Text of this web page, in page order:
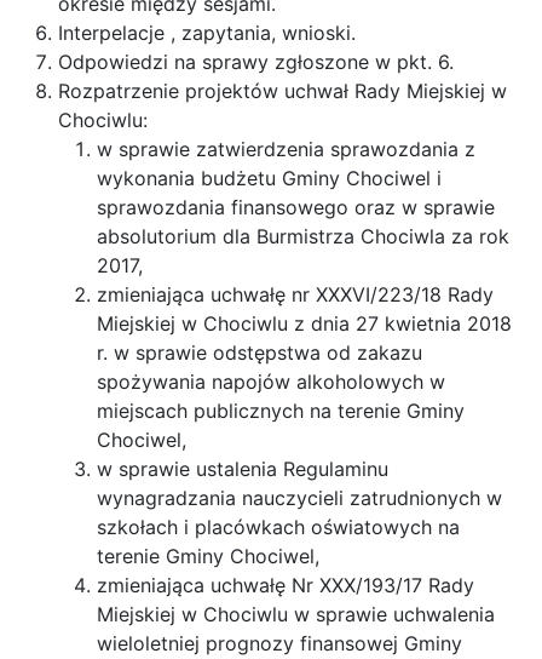
Interpelacje , zapytania, wnioski.
Odpowiedzi na sprawy zgłoszone w pkt. 6.
Rozpatrzenie projektów uchwał Rady Miejskiej w
Chociwlu:
w sprawie zatwierdzenia sprawozdania z
wykonania budżetu Gminy Chociwel i
sprawozdania finansowego oraz w sprawie
absolutorium dla Burmistrza Chociwla za rok
2017,
zmieniająca uchwałę nr XXXVI/223/18 Rady
Miejskiej w Chociwlu z dnia 27 kwietnia 2018
r. w sprawie odstępstwa od zakazu
spożywania napojów alkoholowych w
miejscach publicznych na terenie Gminy
Chociwel,
w sprawie ustalenia Regulaminu
wynagradzania nauczycieli zatrudnionych w
szkołach i placówkach oświatowych na
terenie Gminy Chociwel,
zmieniająca uchwałę Nr XXX/193/17 Rady
Miejskiej w Chociwlu w sprawie uchwalenia
wieloletniej prognozy finansowej Gminy